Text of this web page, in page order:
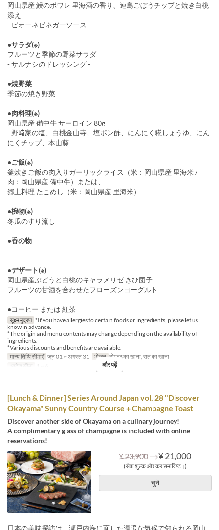
岡山県産 鰻のポワレ 里海酒の香り、連島ごぼうチップと焼き白桃
添え
- ピオーネビネガーソース -
●サラダ(※)
フルーツと季節の野菜サラダ
- サルナシのドレッシング -
●焼野菜
季節の焼き野菜
●肉料理(※)
岡山県産 備中牛 サーロイン 80g
- 野﨑家の塩、白桃金山寺、塩ポン酢、にんにく糀しょうゆ、にん
にくチップ、本山葵 -
●ご飯(※)
釜炊きご飯の肉入りガーリックライス（米：岡山県産 里海米 /
肉：岡山県産 備中牛）または、
郷土料理 たこめし（米：岡山県産 里海米）
●椀物(※)
冬瓜のすり流し
●香の物
●デザート(※)
岡山県産ぶどうと白桃のキャラメリゼ きび団子
フルーツの甘酒を合わせたフローズンヨーグルト
●コーヒー または 紅茶
सूक्ष्म मुद्रण *If you have allergies to certain foods or ingredients, please let us
know in advance.
*The origin and menu contents may change depending on the availability of
ingredients.
*Various discounts and benefits are available.
मान्य तिथि सीमाएँ जून 01 ~ अगस्त 31 भोजन दोपहर का खाना, रात का खाना
आदेश सीमा
1 ~ 6 और पढ़ें
[Lunch & Dinner] Series Around Japan vol. 28 "Discover
Okayama" Sunny Country Course + Champagne Toast
Discover another side of Okayama on a culinary journey!
A complimentary glass of champagne is included with online
reservations!
¥ 23,900 ⇒¥ 21,000
(सेवा शुल्क और कर समाविष्ट।)
चुनें
日本の美味探訪は、瀬戸内海に面した温暖な気候で知られる岡山